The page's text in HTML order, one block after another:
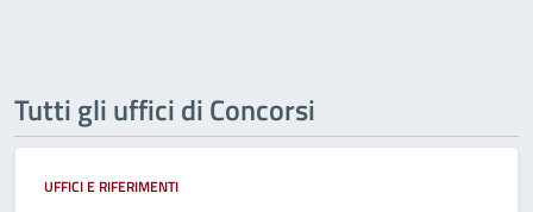
Tutti gli uffici di Concorsi
UFFICI E RIFERIMENTI